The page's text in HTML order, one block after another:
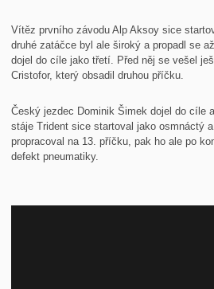
Vítěz prvního závodu Alp Aksoy sice
druhé zatáčce byl ale široký a propadl se
dojel do cíle jako třetí. Před něj se vešel
Cristofor, který obsadil druhou příčku.
Český jezdec Dominik Šimek dojel do cíle
stáje Trident sice startoval jako osmnáctý
propracoval na 13. příčku, pak ho ale po
defekt pneumatiky.